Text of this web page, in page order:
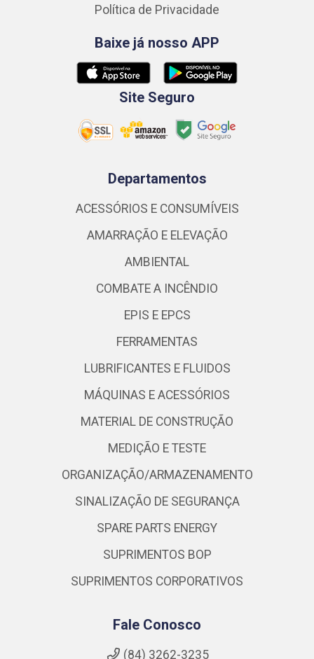
Política de Privacidade
Baixe já nosso APP
Site Seguro
Departamentos
ACESSÓRIOS E CONSUMÍVEIS
AMARRAÇÃO E ELEVAÇÃO
AMBIENTAL
COMBATE A INCÊNDIO
EPIS E EPCS
FERRAMENTAS
LUBRIFICANTES E FLUIDOS
MÁQUINAS E ACESSÓRIOS
MATERIAL DE CONSTRUÇÃO
MEDIÇÃO E TESTE
ORGANIZAÇÃO/ARMAZENAMENTO
SINALIZAÇÃO DE SEGURANÇA
SPARE PARTS ENERGY
SUPRIMENTOS BOP
SUPRIMENTOS CORPORATIVOS
Fale Conosco
(84) 3262-3235